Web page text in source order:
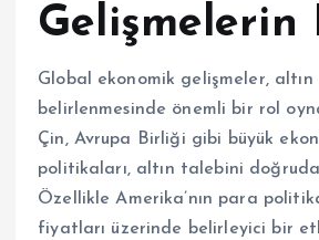
Gelişmelerin
Global ekonomik gelişmeler, altın
belirlenmesinde önemli bir rol
Çin, Avrupa Birliği gibi büyük
politikaları, altın talebini
Özellikle Amerika’nın para
fiyatları üzerinde belirleyici bir